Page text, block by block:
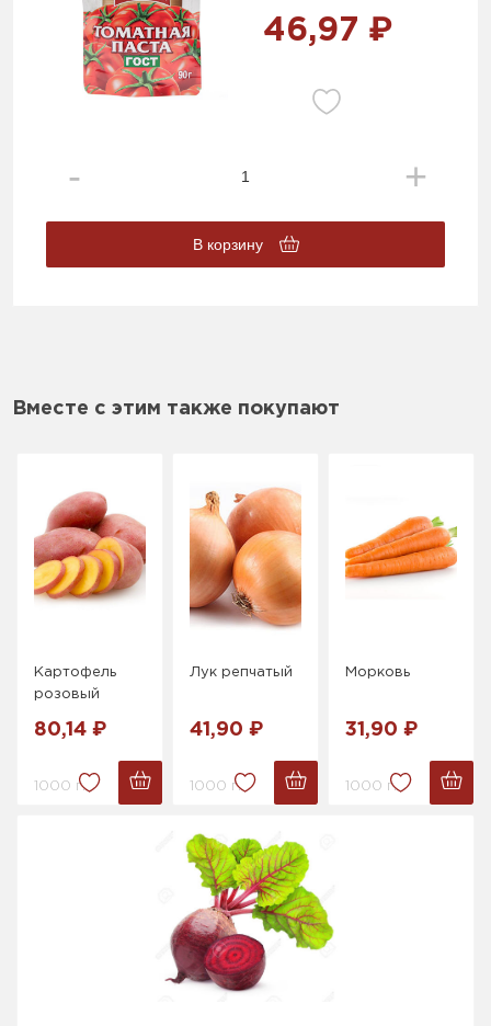
46,97 ₽
В корзину
Вместе с этим также покупают
Картофель
розовый
80,14 ₽
1000 г.
Лук репчатый
41,90 ₽
1000 г.
Морковь
31,90 ₽
1000 г.